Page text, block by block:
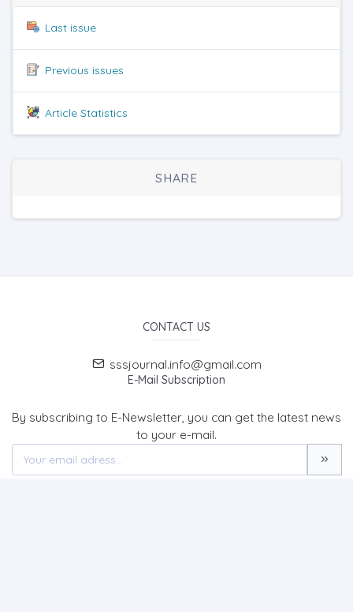
Last issue
Previous issues
Article Statistics
SHARE
CONTACT US
sssjournal.info@gmail.com
E-Mail Subscription
By subscribing to E-Newsletter, you can get the latest news
to your e-mail.